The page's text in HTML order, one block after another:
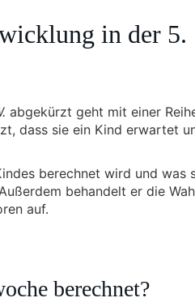
in der 5.
abgekürzt geht mit einer
dass sie ein Kind erwartet
berechnet wird und was
behandelt er die
auf.
berechnet?